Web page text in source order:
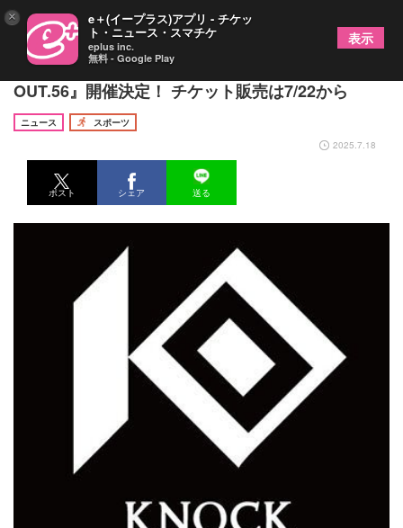
8/29キックボクシングイベント『KNOCK
OUT.56』開催決定！ チケット販売は7/22から
ニュース
スポーツ
2025.7.18
ポスト シェア 送る
× e＋(イープラス)アプリ - チケッ
ト・ニュース・スマチケ
eplus inc.
無料 - Google Play
表示